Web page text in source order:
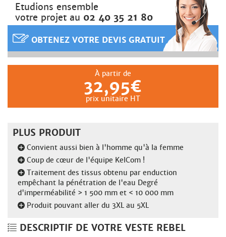
Etudions ensemble
votre projet au 02 40 35 21 80
OBTENEZ VOTRE DEVIS GRATUIT
À partir de
32,95€
prix unitaire HT
PLUS PRODUIT
Convient aussi bien à l'homme qu'à la femme
Coup de cœur de l'équipe KelCom !
Traitement des tissus obtenu par enduction
empêchant la pénétration de l'eau Degré
d'imperméabilité > 1 500 mm et < 10 000 mm
Produit pouvant aller du 3XL au 5XL
DESCRIPTIF DE VOTRE VESTE REBEL